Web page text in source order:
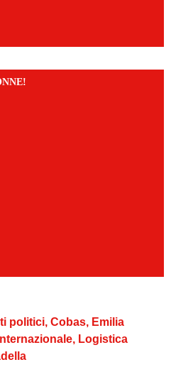
politici, Cobas, Emilia
Internazionale, Logistica